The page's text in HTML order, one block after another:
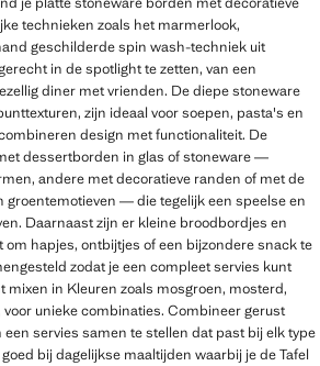
technieken zoals het marmerlook,
geschilderde spin wash-techniek uit
in de spotlight te zetten, van een
diner met vrienden. De diepe stoneware
zijn ideaal voor soepen, pasta's en
design met functionaliteit. De
dessertborden in glas of stoneware —
andere met decoratieve randen of met de
groentemotieven — die tegelijk een speelse en
Daarnaast zijn er kleine broodbordjes en
hapjes, ontbijtjes of een bijzondere snack te
zodat je een compleet servies kunt
mixen in Kleuren zoals mosgroen, mosterd,
unieke combinaties. Combineer gerust
servies samen te stellen dat past bij elk type
bij dagelijkse maaltijden waarbij je de Tafel